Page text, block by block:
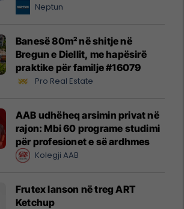
Neptun
Banesë 80m² në shitje në
Bregun e Diellit, me hapësirë
praktike për familje #16079
Pro Real Estate
AAB udhëheq arsimin privat në
rajon: Mbi 60 programe studimi
për profesionet e së ardhmes
Kolegji AAB
Frutex lanson në treg ART
Ketchup